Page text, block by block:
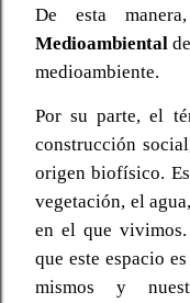
De esta
Medioambiental
medioambiente.
Por su parte, el
construcción
origen biofísico.
vegetación, el
en el que
que este espacio
mismos y